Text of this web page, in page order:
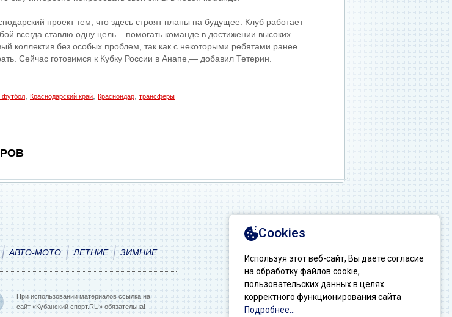
проект тем, что здесь строят планы на будущее. Клуб работает
всегда ставлю одну цель – помогать команде в достижении высоких
коллектив без особых проблем, так как с некоторыми ребятами ранее
Сейчас готовимся к Кубку России в Анапе,— добавил Тетерин.
Краснодарский край Краснондар трансферы
АВТО-МОТО ЛЕТНИЕ ЗИМНИЕ
При использовании материалов ссылка на
сайт «Кубанский спорт.RU» обязательна!